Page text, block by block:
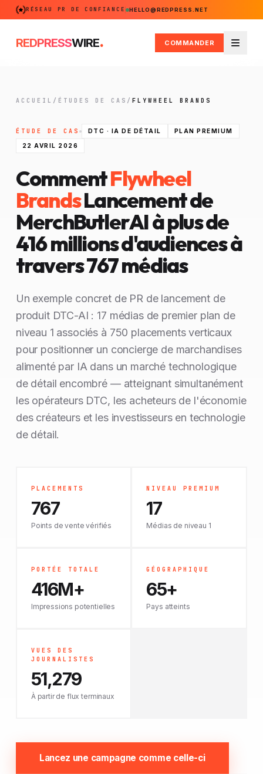
RÉSEAU PR DE CONFIANCE HELLO@REDPRESS.NET
REDPRESSWIRE. COMMANDER
Menu
ACCUEIL / ÉTUDES DE CAS / FLYWHEEL BRANDS
ÉTUDE DE CAS DTC · IA DE DÉTAIL PLAN PREMIUM
22 AVRIL 2026
CommentFlywheel
BrandsLancement de
MerchButlerAI à plus de
416 millions d'audiences à
travers 767 médias
Un exemple concret de PR de lancement de
produit DTC-AI : 17 médias de premier plan de
niveau 1 associés à 750 placements verticaux
pour positionner un concierge de marchandises
alimenté par IA dans un marché technologique
de détail encombré — atteignant simultanément
les opérateurs DTC, les acheteurs de l'économie
des créateurs et les investisseurs en technologie
de détail.
PLACEMENTS
767
Points de vente vérifiés
NIVEAU PREMIUM
17
Médias de niveau 1
PORTÉE TOTALE
416M+
Impressions potentielles
GÉOGRAPHIQUE
65+
Pays atteints
VUES DES
JOURNALISTES
51,279
À partir de flux terminaux
Lancez une campagne comme celle-ci